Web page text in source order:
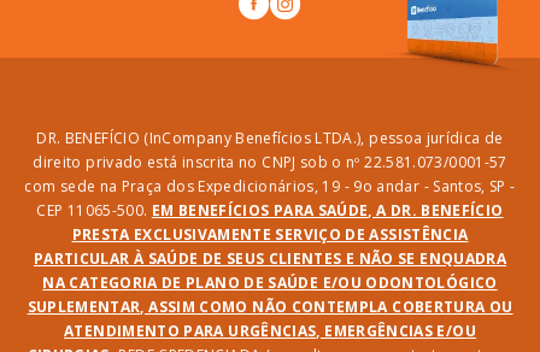
DR. BENEFÍCIO (InCompany Benefícios LTDA.), pessoa jurídica de
direito privado está inscrita no CNPJ sob o nº 22.581.073/0001-57
com sede na Praça dos Expedicionários, 19 - 9o andar - Santos, SP -
CEP 11065-500. EM BENEFÍCIOS PARA SAÚDE, A DR. BENEFÍCIO
PRESTA EXCLUSIVAMENTE SERVIÇO DE ASSISTÊNCIA
PARTICULAR À SAÚDE DE SEUS CLIENTES E NÃO SE ENQUADRA
NA CATEGORIA DE PLANO DE SAÚDE E/OU ODONTOLÓGICO
SUPLEMENTAR, ASSIM COMO NÃO CONTEMPLA COBERTURA OU
ATENDIMENTO PARA URGÊNCIAS, EMERGÊNCIAS E/OU